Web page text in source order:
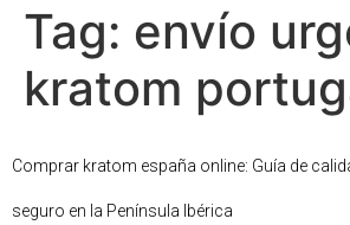
Tag: envío
kratom
Comprar kratom españa online: Guía de
seguro en la Península Ibérica